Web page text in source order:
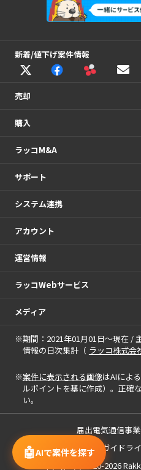
🤖AIで案件を探す
新着/値下げ案件情報
売却
購入
ラッコM&A
サポート
システム連携
アカウント
運営情報
ラッコWebサービス
メディア
※期間：2021年01月01日～現在 /
情報の日次集計（ ラッコ株式会
※案件に表示される画像はAIによ
ルポイントを基に作成）。正確
い。
届出電気通信事
「中小M&Aガイドラ
Copyright(c) 2020-2026